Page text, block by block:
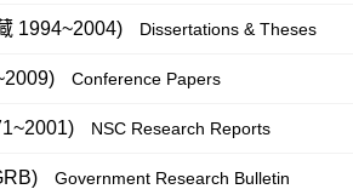
1994~2004) Dissertations & Theses
Conference Papers
NSC Research Reports
Government Research Bulletin